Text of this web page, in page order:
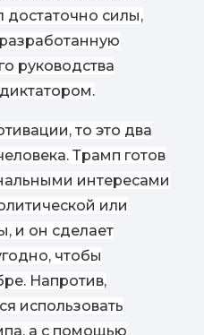
силы,
руководства
то это два
Трамп готов
интересами
или
и он сделает
чтобы
Напротив,
использовать
а с помощью